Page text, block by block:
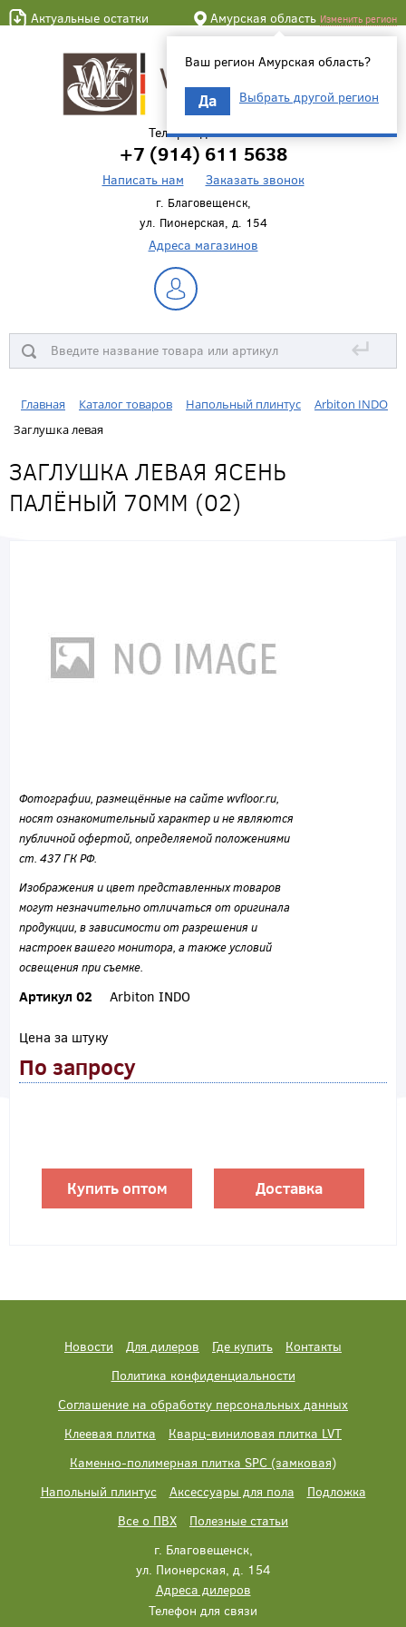
Актуальные остатки Амурская область Изменить регион
Ваш регион Амурская область?
Да Выбрать другой регион
Телефон для связи
+7 (914) 611 5638
Написать нам Заказать звонок
г. Благовещенск,
ул. Пионерская, д. 154
Адреса магазинов
↵
Главная Каталог товаров Напольный плинтус
Arbiton INDO
Заглушка левая
ЗАГЛУШКА ЛЕВАЯ ЯСЕНЬ
ПАЛЁНЫЙ 70ММ (02)
Фотографии, размещённые на сайте wvfloor.ru,
носят ознакомительный характер и не являются
публичной офертой, определяемой положениями
ст. 437 ГК РФ.
Изображения и цвет представленных товаров
могут незначительно отличаться от оригинала
продукции, в зависимости от разрешения и
настроек вашего монитора, а также условий
освещения при съемке.
Артикул 02 Arbiton INDO
Цена за штуку
По запросу
Купить оптом Доставка
Новости Для дилеров Где купить
Контакты
Политика конфиденциальности
Соглашение на обработку персональных данных
Клеевая плитка
Кварц-виниловая плитка LVT
Каменно-полимерная плитка SPC (замковая)
Напольный плинтус
Аксессуары для пола
Подложка
Все о ПВХ
Полезные статьи
г. Благовещенск,
ул. Пионерская, д. 154
Адреса дилеров
Телефон для связи